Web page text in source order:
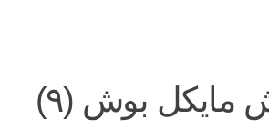
مایکل بوش (۹)